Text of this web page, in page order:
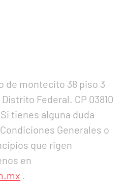
de montecito 38 piso 3
Federal. CP 03810
tienes alguna duda
Generales o
que rigen
en
.